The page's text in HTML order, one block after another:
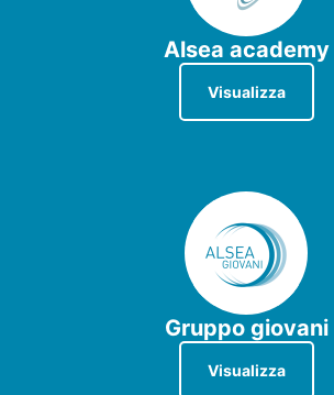
Alsea academy
Visualizza
Gruppo giovani
Visualizza